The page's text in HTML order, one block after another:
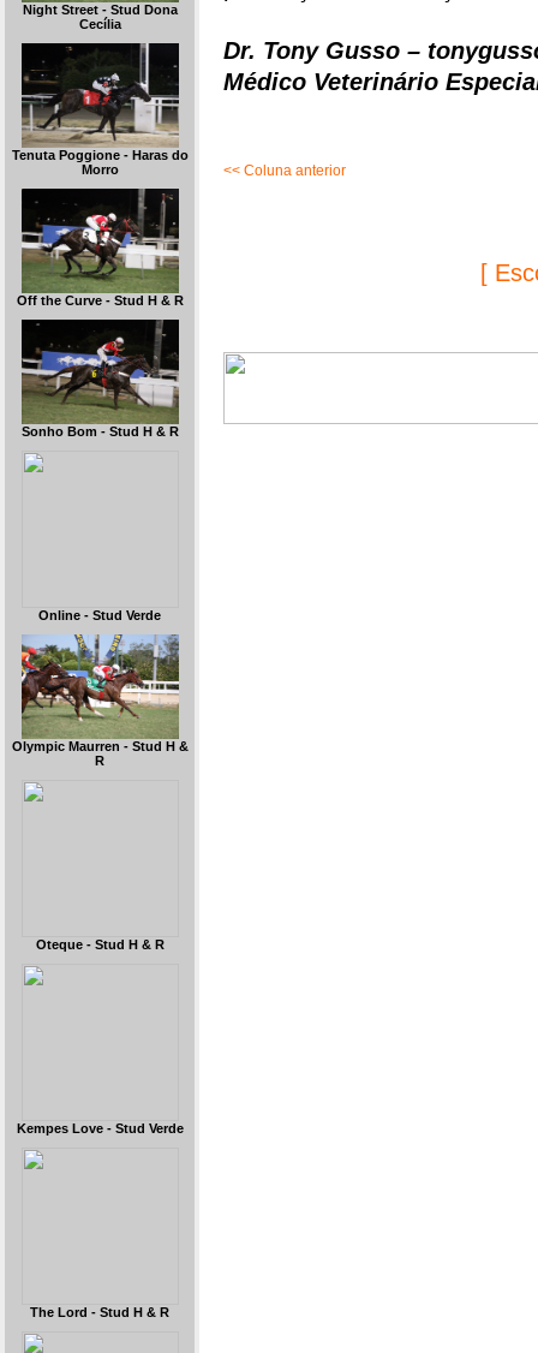
Night Street - Stud Dona
Cecília
Tenuta Poggione - Haras do
Morro
Off the Curve - Stud H & R
Sonho Bom - Stud H & R
Online - Stud Verde
Olympic Maurren - Stud H &
R
Oteque - Stud H & R
Kempes Love - Stud Verde
The Lord - Stud H & R
Dr. Tony Gusso –
Médico Veterinário
<< Coluna anterior
[